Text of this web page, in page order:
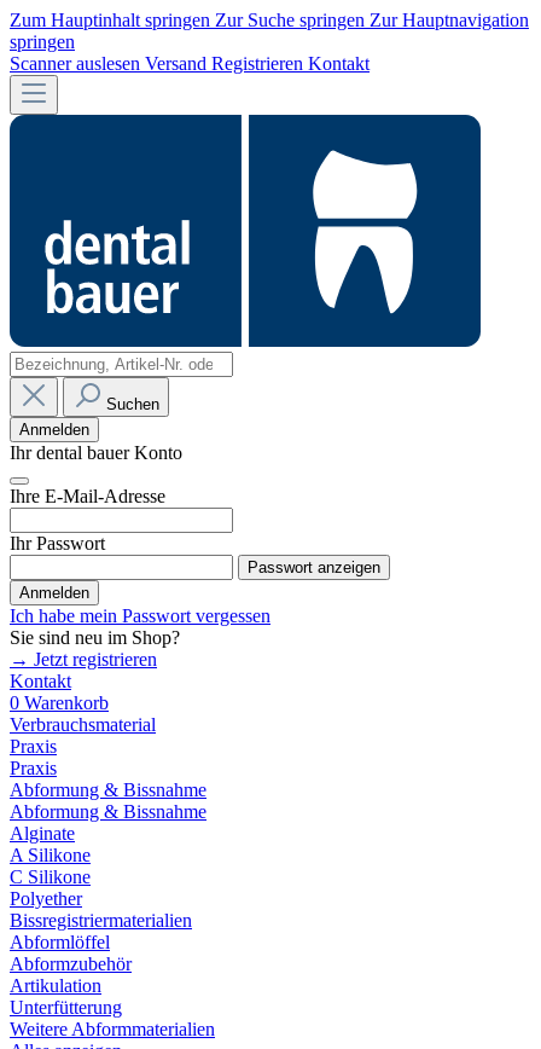
Zum Hauptinhalt springen Zur Suche springen Zur Hauptnavigation
springen
Scanner auslesen Versand Registrieren Kontakt
Suchen
Anmelden
Ihr dental bauer Konto
Ihre E-Mail-Adresse
Ihr Passwort
Passwort anzeigen
Anmelden
Ich habe mein Passwort vergessen
Sie sind neu im Shop?
→ Jetzt registrieren
Kontakt
0 Warenkorb
Verbrauchsmaterial
Praxis
Praxis
Abformung & Bissnahme
Abformung & Bissnahme
Alginate
A Silikone
C Silikone
Polyether
Bissregistriermaterialien
Abformlöffel
Abformzubehör
Artikulation
Unterfütterung
Weitere Abformmaterialien